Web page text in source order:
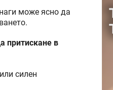
може ясно да
притискане в
силен